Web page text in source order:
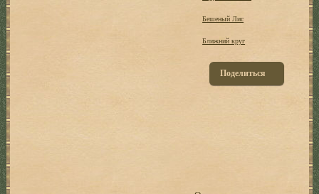
Бешеный Лис
Ближний круг
Поделиться